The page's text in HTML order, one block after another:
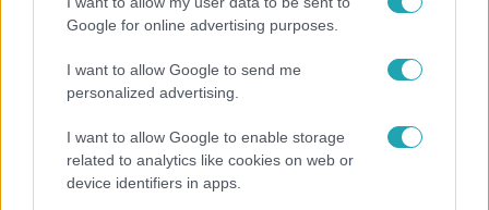
Google for online advertising purposes.
I want to allow Google to send me
personalized advertising.
I want to allow Google to enable storage
related to analytics like cookies on web or
device identifiers in apps.
Fazekas Vivien nem mer beleállni a közlekedés
miatt kialakult konfliktusokba
Szerinte ezek nagyon kellemetlen helyzetek tudnak lenni,
pedig folyamatosan visszatérő probléma az életében a
parkolás, hogy más elfoglalja a helyét, és nincs, ahol